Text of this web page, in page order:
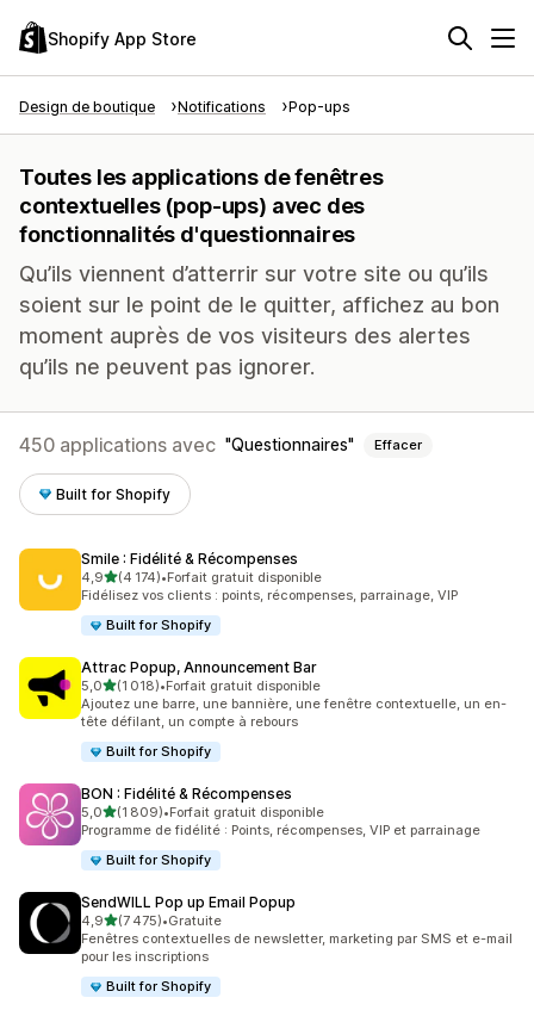
Shopify App Store
Design de boutique Notifications Pop-ups
Toutes les applications de fenêtres
contextuelles (pop-ups) avec des
fonctionnalités d'questionnaires
Qu’ils viennent d’atterrir sur votre site ou qu’ils
soient sur le point de le quitter, affichez au bon
moment auprès de vos visiteurs des alertes
qu’ils ne peuvent pas ignorer.
450 applications avec Questionnaires Effacer
Built for Shopify
Smile : Fidélité & Récompenses
4,9étoile(s) sur 5
(4 174)
4174 avis au total
•Forfait gratuit disponible
Fidélisez vos clients : points, récompenses, parrainage, VIP
Built for Shopify
Attrac Popup, Announcement Bar
5,0étoile(s) sur 5
(1 018)
1018 avis au total
•Forfait gratuit disponible
Ajoutez une barre, une bannière, une fenêtre contextuelle, un en-
tête défilant, un compte à rebours
Built for Shopify
BON : Fidélité & Récompenses
5,0étoile(s) sur 5
(1 809)
1809 avis au total
•Forfait gratuit disponible
Programme de fidélité : Points, récompenses, VIP et parrainage
Built for Shopify
SendWILL Pop up Email Popup
4,9étoile(s) sur 5
(7 475)
7475 avis au total
•Gratuite
Fenêtres contextuelles de newsletter, marketing par SMS et e-mail
pour les inscriptions
Built for Shopify